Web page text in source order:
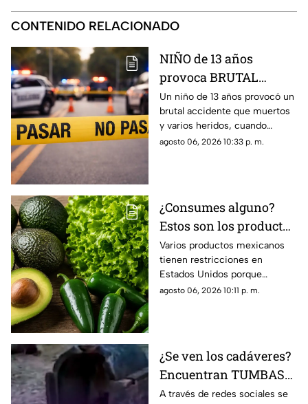
CONTENIDO RELACIONADO
NIÑO de 13 años
provoca BRUTAL
ACCIDENTE al conducir
auto robado; hay
muertos y heridos
Un niño de 13 años provocó un
brutal accidente que muertos
y varios heridos, cuando
manejaba un auto robado.
agosto 06, 2026 10:33 p. m.
¿Consumes alguno?
Estos son los productos
mexicanos con
RESTRICCIONES por
supuesto riesgo a la
salud
Varios productos mexicanos
tienen restricciones en
Estados Unidos porque
algunos podrían representar
agosto 06, 2026 10:11 p. m.
¿Se ven los cadáveres?
Encuentran TUMBAS
ABANDONADAS en
A través de redes sociales se